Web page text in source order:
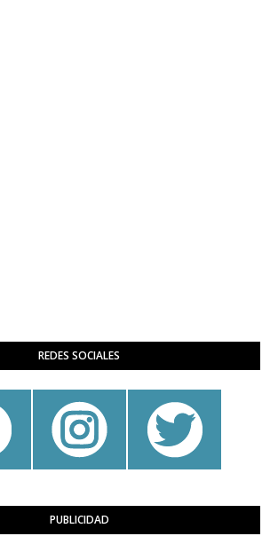
REDES SOCIALES
PUBLICIDAD